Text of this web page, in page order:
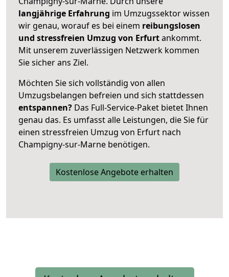
langjährige Erfahrung im Umzugssektor wissen
wir genau, worauf es bei einem reibungslosen
und stressfreien Umzug von Erfurtankommt.
Mit unserem zuverlässigen Netzwerk kommen
Sie sicher ans Ziel.
Möchten Sie sich vollständig von allen
Umzugsbelangen befreien und sich stattdessen
entspannen? Das Full-Service-Paket bietet Ihnen
genau das. Es umfasst alle Leistungen, die Sie für
einen stressfreien Umzug von Erfurt nach
Champigny-sur-Marne benötigen.
Kostenlose Angebote erhalten